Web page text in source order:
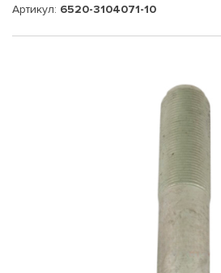
Артикул: 6520-3104071-10